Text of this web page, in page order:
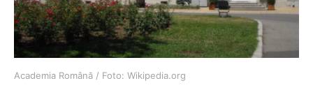
Academia Română / Foto: Wikipedia.org